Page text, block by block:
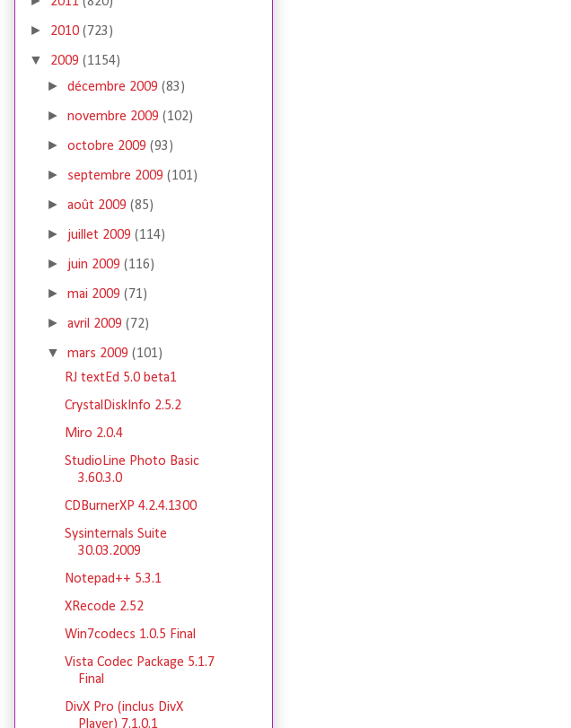
► 2010 (723)
▼ 2009 (1154)
►décembre 2009(83)
►novembre 2009(102)
►octobre 2009(93)
► septembre 2009(101)
►août 2009(85)
► juillet 2009(114)
► juin 2009(116)
►mai 2009(71)
►avril 2009(72)
▼mars 2009(101)
RJ textEd 5.0 beta1
CrystalDiskInfo 2.5.2
Miro 2.0.4
StudioLine Photo Basic
3.60.3.0
CDBurnerXP 4.2.4.1300
Sysinternals Suite
30.03.2009
Notepad++ 5.3.1
XRecode 2.52
Win7codecs 1.0.5 Final
Vista Codec Package 5.1.7
Final
DivX Pro (inclus DivX
Player) 7.1.0.1